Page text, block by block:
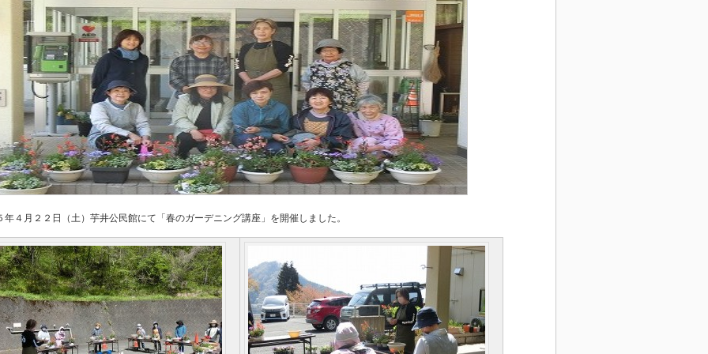
年４月２２日（土）芋井公民館にて「春のガーデニング講座」を開催しました。